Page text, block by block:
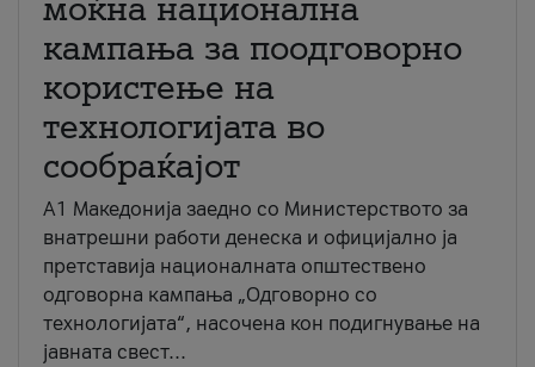
моќна национална
кампања за поодговорно
користење на
технологијата во
сообраќајот
A1 Македонија заедно со Министерството за
внатрешни работи денеска и официјално ја
претставија националната општествено
одговорна кампања „Одговорно со
технологијата“, насочена кон подигнување на
јавната свест...